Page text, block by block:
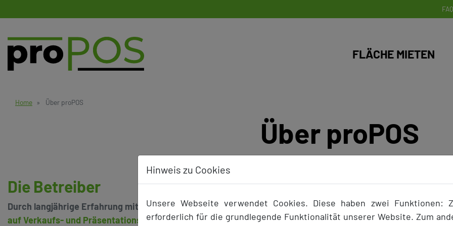
FAQ
FLÄCHE MIETEN
Home Über proPOS
Über proPOS
Die Betreiber
Durch langjährige Erfahrung mit Vollsortiment-, Nahversorger- und Cash & Carry-Märkten kennen wir die
auf Verkaufs- und Präsentationsflächen. Diese sind die Grundlage für die nutzerfreundliche
Hinweis zu Cookies
Unsere Webseite verwendet Cookies. Diese haben zwei Funktionen:
erforderlich für die grundlegende Funktionalität unserer Website. Zum